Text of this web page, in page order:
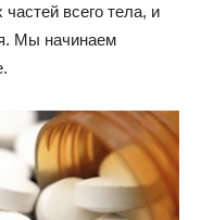
всего тела, и
Мы начинаем